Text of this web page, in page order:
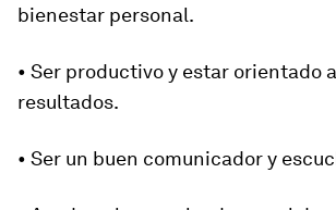
bienestar personal.
• Ser productivo y estar orientado
resultados.
• Ser un buen comunicador y